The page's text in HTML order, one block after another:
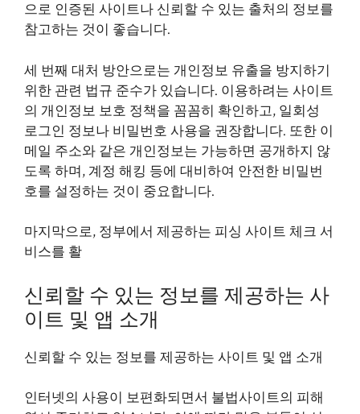
으로 인증된 사이트나 신뢰할 수 있는 출처의 정보를
참고하는 것이 좋습니다.
세 번째 대처 방안으로는 개인정보 유출을 방지하기
위한 관련 법규 준수가 있습니다. 이용하려는 사이트
의 개인정보 보호 정책을 꼼꼼히 확인하고, 일회성
로그인 정보나 비밀번호 사용을 권장합니다. 또한 이
메일 주소와 같은 개인정보는 가능하면 공개하지 않
도록 하며, 계정 해킹 등에 대비하여 안전한 비밀번
호를 설정하는 것이 중요합니다.
마지막으로, 정부에서 제공하는 피싱 사이트 체크 서
비스를 활
신뢰할 수 있는 정보를 제공하는 사
이트 및 앱 소개
신뢰할 수 있는 정보를 제공하는 사이트 및 앱 소개
인터넷의 사용이 보편화되면서 불법사이트의 피해